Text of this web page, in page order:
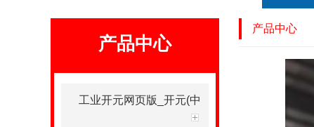
产品中心
工业开元网页版_开元(中
产品中心